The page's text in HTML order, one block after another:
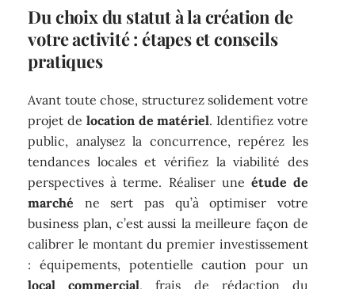
Du choix du statut à la création de
votre activité : étapes et conseils
pratiques
Avant toute chose, structurez solidement votre
projet de location de matériel. Identifiez votre
public, analysez la concurrence, repérez les
tendances locales et vérifiez la viabilité des
perspectives à terme. Réaliser une étude de
marché ne sert pas qu’à optimiser votre
business plan, c’est aussi la meilleure façon de
calibrer le montant du premier investissement
: équipements, potentielle caution pour un
local commercial, frais de rédaction du